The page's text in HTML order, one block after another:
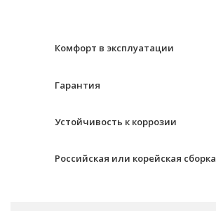
Комфорт в эксплуатации
Гарантия
Устойчивость к коррозии
Российская или корейская сборка